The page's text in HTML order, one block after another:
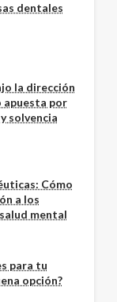
dentales
la dirección
apuesta por
solvencia
Cómo
a los
mental
para tu
opción?